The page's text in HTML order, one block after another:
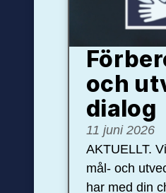
och
dialog
11 juni 2026
AKTUELLT.
mål- och
har med din